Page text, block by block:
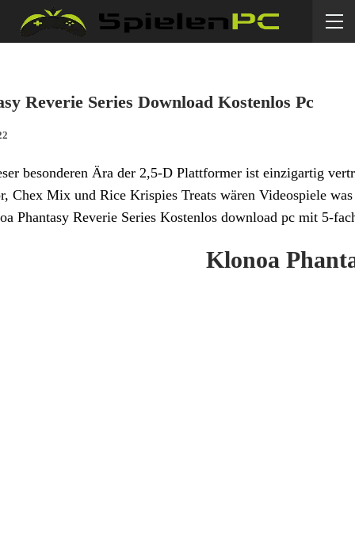
Reverie Series Download Kostenlos Pc
besonderen Ära der 2,5-D Plattformer ist einzigartig
Chex Mix und Rice Krispies Treats wären Videospiele
Phantasy Reverie Series Kostenlos download pc mit 5-
Klonoa